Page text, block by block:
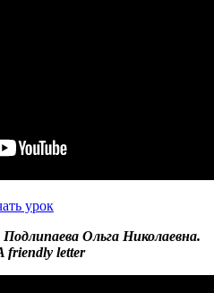
урок
Ольга Николаевна.
friendly letter